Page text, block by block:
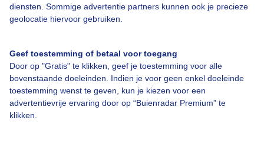
diensten. Sommige advertentie partners kunnen ook je precieze
geolocatie hiervoor gebruiken.
Geef toestemming of betaal voor toegang
Door op "Gratis" te klikken, geef je toestemming voor alle
bovenstaande doeleinden. Indien je voor geen enkel doeleinde
toestemming wenst te geven, kun je kiezen voor een
advertentievrije ervaring door op “Buienradar Premium” te
klikken.
Bedrijfsgegevens
Contact
Toegankelijkheid
Gebruikersvoorwaarden
Adverteren